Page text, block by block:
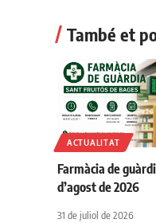
També et
ACTUALITAT
Farmàcia de
d’agost de 2026
31 de juliol de 2026